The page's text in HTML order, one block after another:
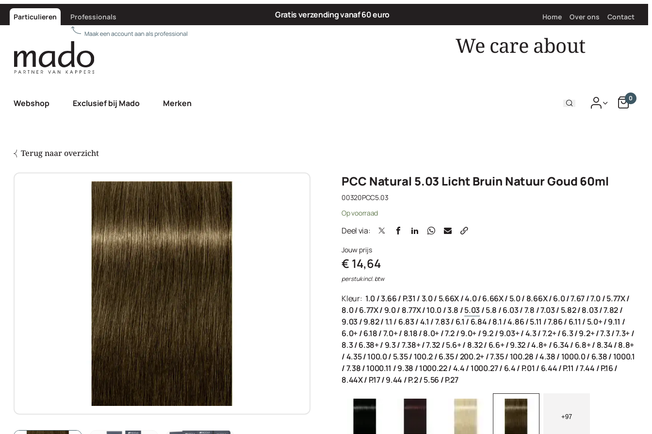
Particulieren Professionals Gratis verzending vanaf 60 euro Home Over ons Contact
We care about
Webshop Exclusief bij Mado Merken 0
Terug naar overzicht
PCC Natural 5.03 Licht Bruin Natuur Goud 60ml
00320PCC5.03
Op voorraad
Deel via:
Jouw prijs
€ 14,64
per stuk incl. btw
Kleur: 1.0/3.66/ P.31 /3.0/ 5.66X/4.0/6.66X/ 5.0/ 8.66X/6.0/7.67/7.0/5.77X/
8.0/6.77X/ 9.0/ 8.77X/10.0/3.8 /5.03/5.8 /6.03/7.8 /7.03/ 5.82/8.03/7.82/
9.03/9.82/ 1.1 / 6.83/4.1 /7.83/ 6.1 / 6.84/8.1 /4.86/5.11 /7.86/ 6.11 / 5.0+/9.11 /
6.0+/6.18/7.0+/ 8.18/8.0+/7.2/9.0+/9.2/9.03+/4.3/7.2+/6.3/9.2+/7.3/7.3+/
8.3/6.38+/ 9.3/7.38+/7.32/5.6+/ 8.32/ 6.6+/9.32/4.8+/6.34/ 6.8+/ 8.34/8.8+
/4.35/100.0/ 5.35/ 100.2/6.35/200.2+/7.35/ 100.28 /4.38/ 1000.0/ 6.38/ 1000.1
/7.38/1000.11 /9.38 /1000.22/4.4/ 1000.27/ 6.4/ P.01 / 6.44/P.11 /7.44 /P.16/
8.44X/ P.17/9.44 /P.2/5.56 /P.27
+97